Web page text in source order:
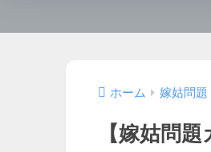
ホーム 嫁姑問題
【嫁姑問